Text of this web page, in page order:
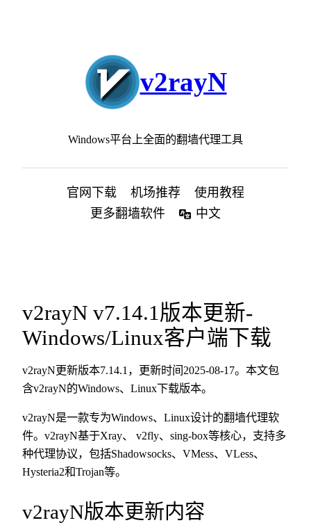
v2rayN
Windows平台上全面的翻墙代理工具
官网下载 机场推荐
使用教程
更多翻墙软件
中文
v2rayN v7.14.1版本更新-
Windows/Linux客户端下载
v2rayN更新版本7.14.1，更新时间2025-08-17。本文包
含v2rayN的Windows、Linux下载版本。
v2rayN是一款专为Windows、Linux设计的翻墙代理软
件。v2rayN基于Xray、 v2fly、sing-box等核心，支持多
种代理协议，包括Shadowsocks、VMess、VLess、
Hysteria2和Trojan等。
v2rayN版本更新内容